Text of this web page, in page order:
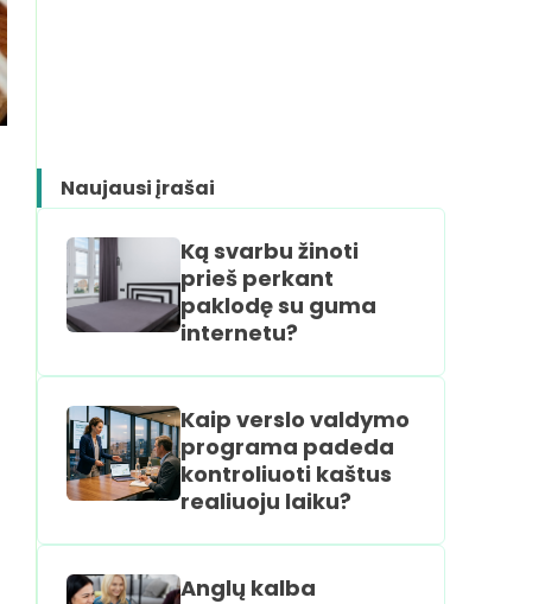
Naujausi įrašai
Ką svarbu žinoti
prieš perkant
paklodę su guma
internetu?
Kaip verslo valdymo
programa padeda
kontroliuoti kaštus
realiuoju laiku?
Anglų kalba